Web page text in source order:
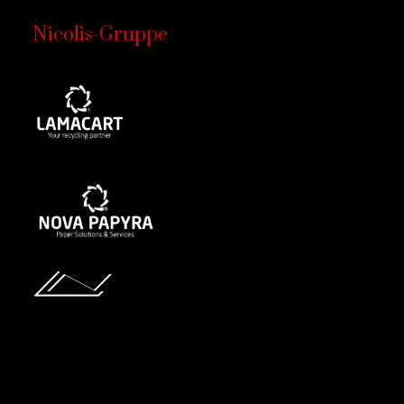
Nicolis-Gruppe